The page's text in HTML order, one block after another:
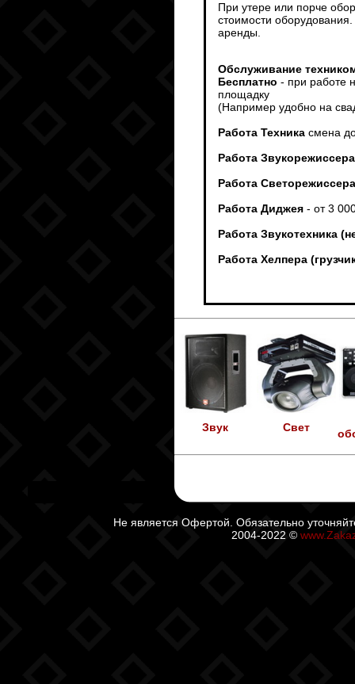
При утере или порче
стоимости
аренды.
Обслуживание
Бесплатно - при работе
площадку
(Например удобно на
Работа Техника смена
Работа Звукорежиссера
Работа Светорежиссера
Работа Диджея - от 3
Работа Звукотехника
Работа Хелпера
Звук Свет
Не является Офертой. Обязательно
2004-2022 ©